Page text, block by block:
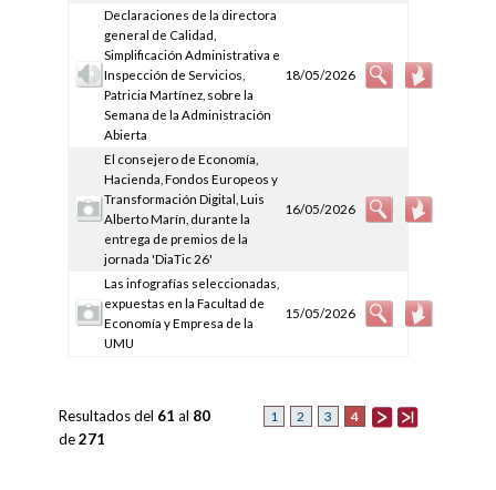
Declaraciones de la directora
general de Calidad,
Simplificación Administrativa e
Inspección de Servicios,
Patricia Martínez, sobre la
Semana de la Administración
Abierta
18/05/2026
El consejero de Economía,
Hacienda, Fondos Europeos y
Transformación Digital, Luis
Alberto Marín, durante la
entrega de premios de la
jornada 'DiaTic 26'
16/05/2026
Las infografías seleccionadas,
expuestas en la Facultad de
Economía y Empresa de la
UMU
15/05/2026
1 2 3 4
Resultados del 61 al 80
de271